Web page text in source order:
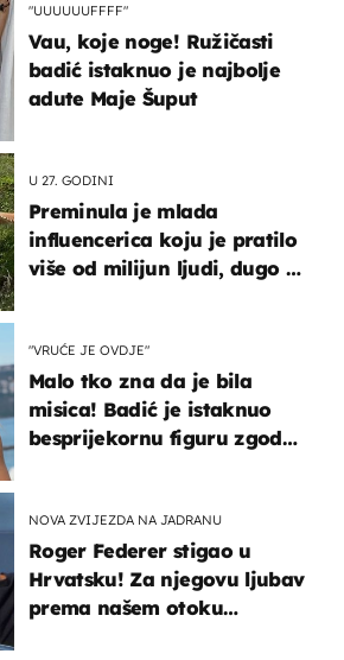
"UUUUUUFFFF"
Vau, koje noge! Ružičasti
badić istaknuo je najbolje
adute Maje Šuput
U 27. GODINI
Preminula je mlada
influencerica koju je pratilo
više od milijun ljudi, dugo se
"VRUĆE JE OVDJE"
Malo tko zna da je bila
misica! Badić je istaknuo
besprijekornu figuru zgodne
NOVA ZVIJEZDA NA JADRANU
Roger Federer stigao u
Hrvatsku! Za njegovu ljubav
prema našem otoku